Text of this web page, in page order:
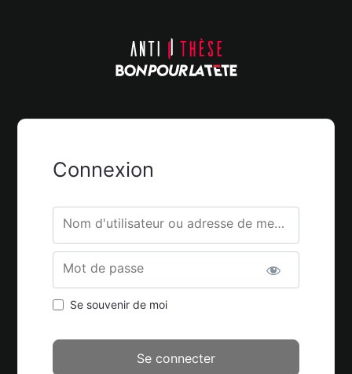
Connexion
Nom d'utilisateur ou adresse de messagerie.
Mot de passe
Se souvenir de moi